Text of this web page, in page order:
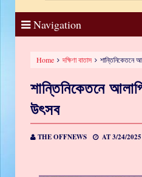
Navigation
Home দক্ষিণা বাতাস শান্তিনিকেতনে
শান্তিনিকেতনে
উৎসব
THE OFFNEWS AT3/24/